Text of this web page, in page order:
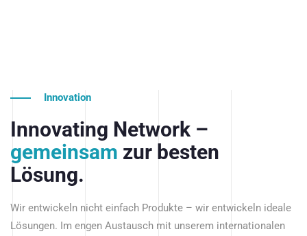
Innovation
Innovating Network –
gemeinsam zur besten
Lösung.
Wir entwickeln nicht einfach Produkte – wir entwickeln ideale
Lösungen. Im engen Austausch mit unserem internationalen